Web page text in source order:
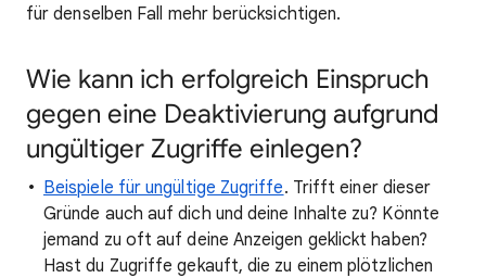
für denselben Fall mehr berücksichtigen.
Wie kann ich erfolgreich Einspruch
gegen eine Deaktivierung aufgrund
ungültiger Zugriffe einlegen?
Beispiele für ungültige Zugriffe. Trifft einer dieser
Gründe auch auf dich und deine Inhalte zu? Könnte
jemand zu oft auf deine Anzeigen geklickt haben?
Hast du Zugriffe gekauft, die zu einem plötzlichen